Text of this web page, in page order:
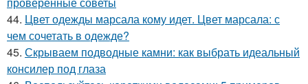
44. Цвет одежды марсала кому идет. Цвет марсала: с
чем сочетать в одежде?
45. Скрываем подводные камни: как выбрать идеальный
консилер под глаза